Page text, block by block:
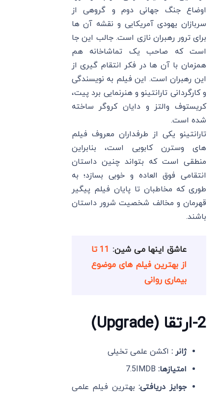
اوضاع جنگ جهانی دوم و گروهی از
سربازان یهودی آمریکایی و نقشه آن ها
برای ترور رهبران نازی است. جالب این جا
است که صاحب یک تماشاخانه هم
همزمان با آن ها در فکر انتقام گیری از
این رهبران است. این فیلم به نویسندگی
و کارگردانی تارانتینو و هنرنمایی برد پیت،
کریستوف والتز و دایان کروگر ساخته
شده است.
تارانتینو یکی از طرفداران معروف فیلم
های وسترن کابویی است، بنابراین
منطقی است که بتواند چنین داستان
انتقامی فوق العاده و خوبی بسازد؛ به
طوری که مخاطبان تا پایان فیلم پیگیر
قهرمان و مخالف شخصیت شرور داستان
باشند.
عاشق اینها می شین:
11 تا
از بهترین فیلم های موضوع
بیماری روانی
2-ارتقا (Upgrade)
ژانر : اکشن علمی تخیلی
امتیازها: 7.5IMDB
جوایز دریافتی: بهترین فیلم علمی